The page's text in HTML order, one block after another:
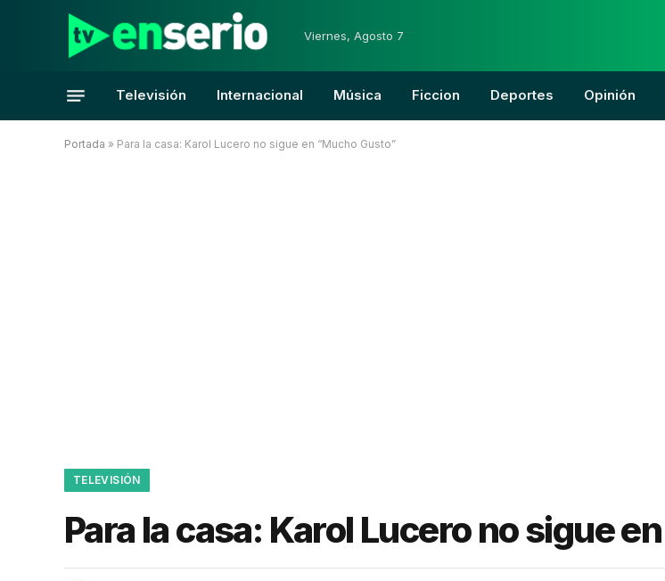
Viernes, Agosto 7
Televisión Internacional Música Ficcion Deportes Opinión
Portada » Para la casa: Karol Lucero no sigue en “Mucho Gusto”
TELEVISIÓN
Para la casa: Karol Lucero no sigue